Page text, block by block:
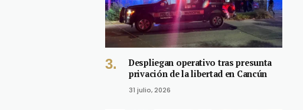
Despliegan operativo tras presunta
privación de la libertad en Cancún
31 julio, 2026